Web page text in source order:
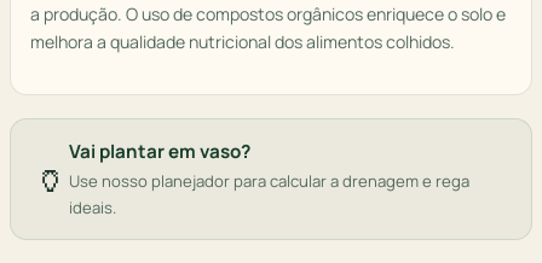
a produção. O uso de compostos orgânicos enriquece o solo e
melhora a qualidade nutricional dos alimentos colhidos.
🏺
Vai plantar em vaso?
Use nosso planejador para calcular a drenagem e rega
ideais.